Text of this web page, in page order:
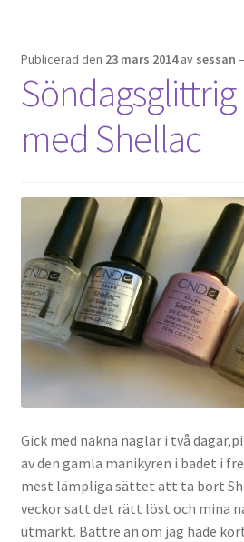
Publicerad den 23 mars 2014 av sessan
med Shellac
Gick med nakna naglar i två
av den gamla manikyren i badet i
mest lämpliga sättet att ta bort
veckor satt det rätt löst och mina
utmärkt. Bättre än om jag hade